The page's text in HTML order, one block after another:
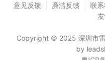
意见反馈 廉洁反馈 联
Copyright © 2025 深圳市
by